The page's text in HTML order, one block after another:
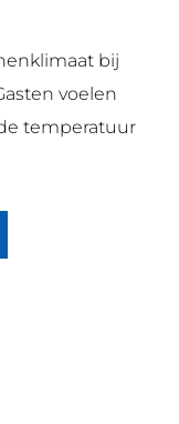
bij
voelen
temperatuur